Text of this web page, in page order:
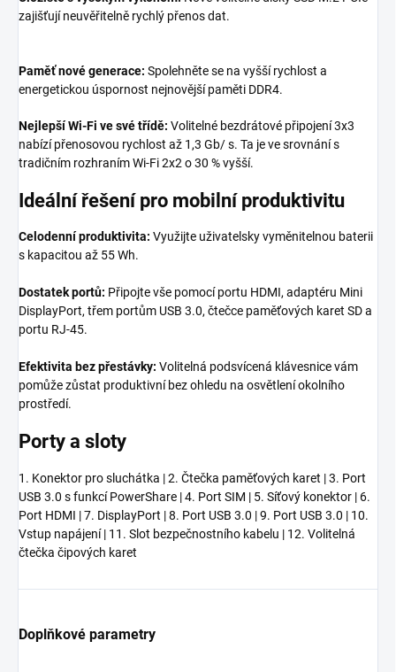
zajišťují neuvěřitelně rychlý přenos dat.
Paměť nové generace: Spolehněte se na vyšší rychlost a
energetickou úspornost nejnovější paměti DDR4.
Nejlepší Wi-Fi ve své třídě: Volitelné bezdrátové připojení 3x3
nabízí přenosovou rychlost až 1,3 Gb/ s. Ta je ve srovnání s
tradičním rozhraním Wi-Fi 2x2 o 30 % vyšší.
Ideální řešení pro mobilní produktivitu
Celodenní produktivita: Využijte uživatelsky vyměnitelnou baterii
s kapacitou až 55 Wh.
Dostatek portů: Připojte vše pomocí portu HDMI, adaptéru Mini
DisplayPort, třem portům USB 3.0, čtečce paměťových karet SD a
portu RJ-45.
Efektivita bez přestávky: Volitelná podsvícená klávesnice vám
pomůže zůstat produktivní bez ohledu na osvětlení okolního
prostředí.
Porty a sloty
1. Konektor pro sluchátka | 2. Čtečka paměťových karet | 3. Port
USB 3.0 s funkcí PowerShare | 4. Port SIM | 5. Síťový konektor | 6.
Port HDMI | 7. DisplayPort | 8. Port USB 3.0 | 9. Port USB 3.0 | 10.
Vstup napájení | 11. Slot bezpečnostního kabelu | 12. Volitelná
čtečka čipových karet
Doplňkové parametry